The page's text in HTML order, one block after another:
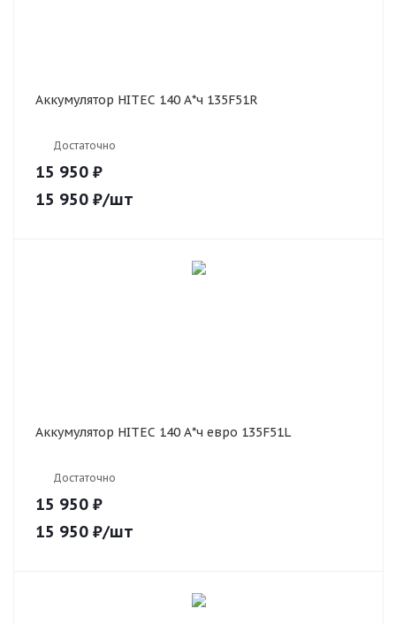
Аккумулятор HITEC 140 А*ч 135F51R
Достаточно
15 950 ₽
15 950 ₽/шт
Аккумулятор HITEC 140 А*ч евро 135F51L
Достаточно
15 950 ₽
15 950 ₽/шт